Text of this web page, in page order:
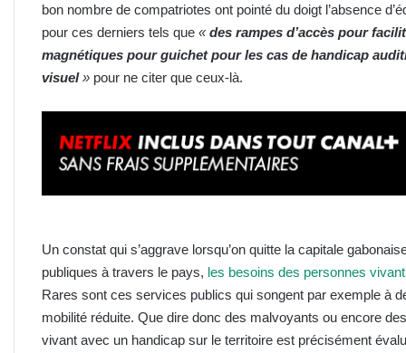
bon nombre de compatriotes ont pointé du doigt l’absence
pour ces derniers tels que «des rampes d’accès pour
magnétiques pour guichet pour les cas de handicap
visuel» pour ne citer que ceux-là.
Un constat qui s’aggrave lorsqu’on quitte la capitale
publiques à travers le pays, les besoins des personnes
Rares sont ces services publics qui songent par exemple à
mobilité réduite. Que dire donc des malvoyants ou encore
vivant avec un handicap sur le territoire est précisément